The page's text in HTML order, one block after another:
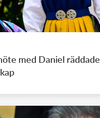
med Daniel räddade